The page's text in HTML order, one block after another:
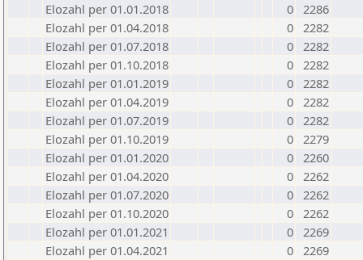
Elozahl per 01.01.2018
0 2286
Elozahl per 01.04.2018
0 2282
Elozahl per 01.07.2018
0 2282
Elozahl per 01.10.2018
0 2282
Elozahl per 01.01.2019
0 2282
Elozahl per 01.04.2019
0 2282
Elozahl per 01.07.2019
0 2282
Elozahl per 01.10.2019
0 2279
Elozahl per 01.01.2020
0 2260
Elozahl per 01.04.2020
0 2262
Elozahl per 01.07.2020
0 2262
Elozahl per 01.10.2020
0 2262
Elozahl per 01.01.2021
0 2269
Elozahl per 01.04.2021
0 2269